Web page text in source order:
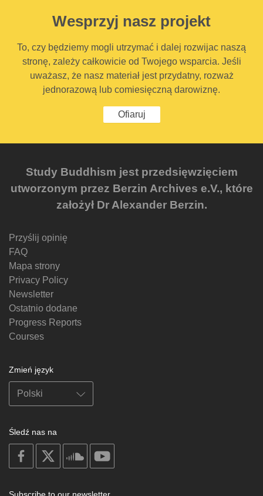
Wesprzyj nasz projekt
To, czy będziemy mogli utrzymać i dalej rozwijac naszą
stronę, zależy całkowicie od Twojego wsparcia. Jeśli
uważasz, że nasz materiał jest przydatny, rozważ
jednorazową lub comiesięczną darowiznę.
Ofiaruj
Study Buddhism jest przedsięwzięciem
utworzonym przez Berzin Archives e.V., które
założył Dr Alexander Berzin.
Przyślij opinię
FAQ
Mapa strony
Privacy Policy
Newsletter
Ostatnio dodane
Progress Reports
Courses
Zmień język
Śledź nas na
on
facebook
soundcloud
Subscribe to our newsletter